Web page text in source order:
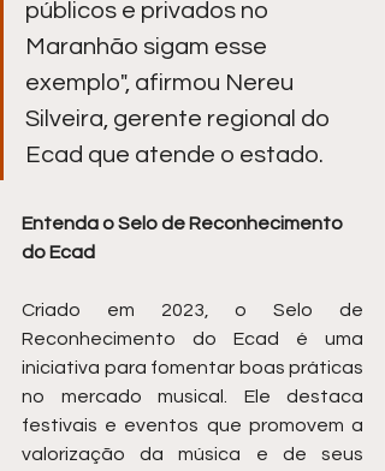
públicos e privados no
Maranhão sigam esse
exemplo", afirmou Nereu
Silveira, gerente regional do
Ecad que atende o estado.
Entenda o Selo de Reconhecimento
do Ecad
Criado em 2023, o Selo de
Reconhecimento do Ecad é uma
iniciativa para fomentar boas práticas
no mercado musical. Ele destaca
festivais e eventos que promovem a
valorização da música e de seus